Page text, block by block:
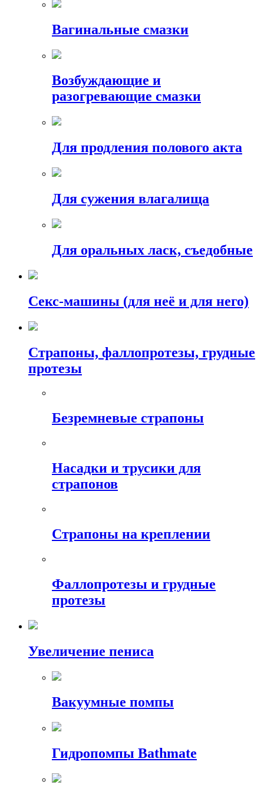
Вагинальные смазки
Возбуждающие и
разогревающие смазки
Для продления полового акта
Для сужения влагалища
Для оральных ласк, съедобные
Секс-машины (для неё и для него)
Страпоны, фаллопротезы, грудные
протезы
Безремневые страпоны
Насадки и трусики для
страпонов
Страпоны на креплении
Фаллопротезы и грудные
протезы
Увеличение пениса
Вакуумные помпы
Гидропомпы Bathmate